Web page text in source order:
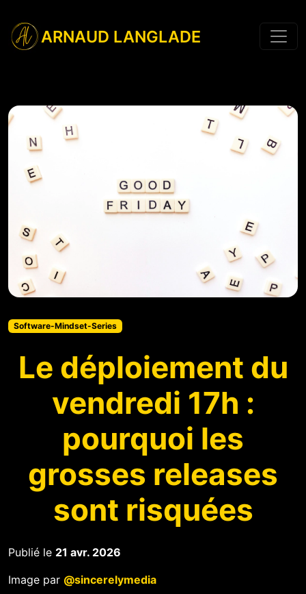
ARNAUD LANGLADE
Software-Mindset-Series
Le déploiement du
vendredi 17h :
pourquoi les
grosses releases
sont risquées
Publié le 21 avr. 2026
Image par @sincerelymedia